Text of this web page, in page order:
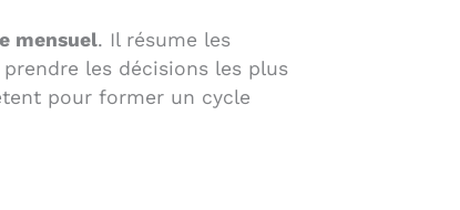
mensuel. Il résume les
les décisions les plus
pour former un cycle